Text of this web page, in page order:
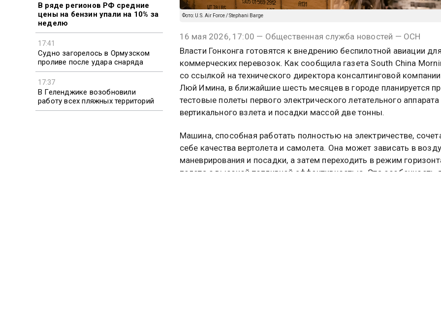
В ряде регионов РФ средние
цены на бензин упали на 10% за
неделю
17:41
Судно загорелось в Ормузском
проливе после удара снаряда
17:37
В Геленджике возобновили
работу всех пляжных территорий
Фото: U.S. Air Force / Stephani Barge
16 мая 2026, 17:00 — Общественная служба новостей — ОСН
Власти Гонконга готовятся к внедрению беспилотной авиации для
коммерческих перевозок. Как сообщила газета South China
со ссылкой на технического директора консалтинговой
Люй Имина, в ближайшие шесть месяцев в городе планируется
тестовые полеты первого электрического летательного аппарата
вертикального взлета и посадки массой две тонны.
Машина, способная работать полностью на электричестве,
себе качества вертолета и самолета. Она может зависать в
маневрирования и посадки, а затем переходить в режим
полета с высокой топливной эффективностью. Эта особенность